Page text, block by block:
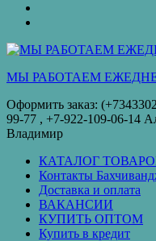
кредит
МЫ РАБОТАЕМ
Оформить заказ:
99-77‬ , +7-922-109-06-14
Владимир
КАТАЛОГ
Контакты
Доставка и оплата
ВАКАНСИИ
КУПИТЬ ОПТОМ
Купить в кредит